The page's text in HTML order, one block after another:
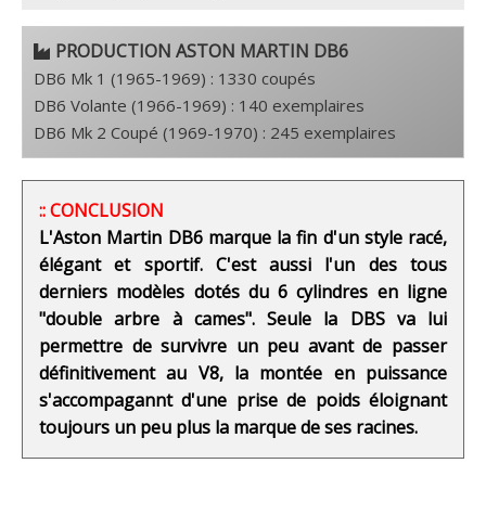
PRODUCTION ASTON MARTIN DB6
DB6 Mk 1 (1965-1969) : 1330 coupés
DB6 Volante (1966-1969) : 140 exemplaires
DB6 Mk 2 Coupé (1969-1970) : 245 exemplaires
:: CONCLUSION
L'Aston Martin DB6 marque la fin d'un style racé,
élégant et sportif. C'est aussi l'un des tous
derniers modèles dotés du 6 cylindres en ligne
"double arbre à cames". Seule la DBS va lui
permettre de survivre un peu avant de passer
définitivement au V8, la montée en puissance
s'accompagannt d'une prise de poids éloignant
toujours un peu plus la marque de ses racines.